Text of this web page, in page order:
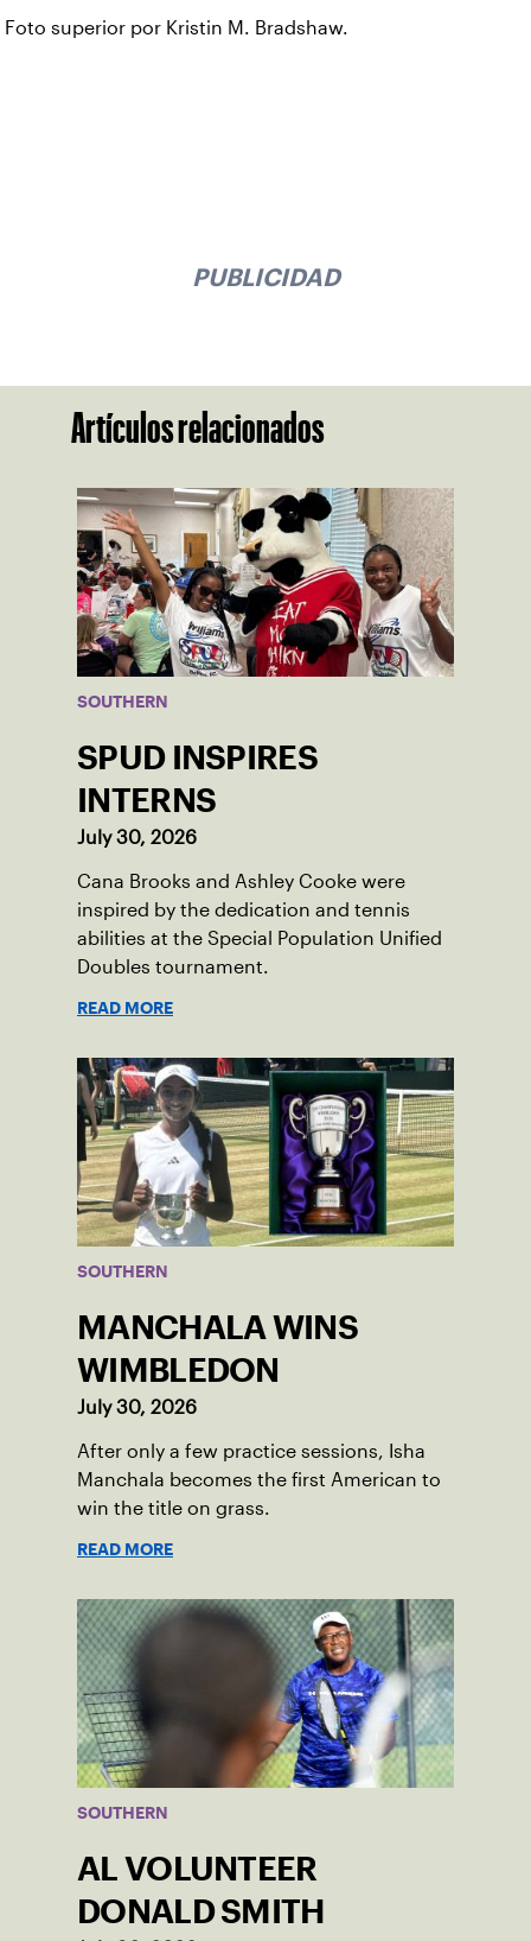
Foto superior por Kristin M. Bradshaw.
PUBLICIDAD
Artículos relacionados
SOUTHERN
SPUD INSPIRES
INTERNS
July 30, 2026
Cana Brooks and Ashley Cooke were
inspired by the dedication and tennis
abilities at the Special Population Unified
Doubles tournament.
READ MORE
SOUTHERN
MANCHALA WINS
WIMBLEDON
July 30, 2026
After only a few practice sessions, Isha
Manchala becomes the first American to
win the title on grass.
READ MORE
SOUTHERN
AL VOLUNTEER
DONALD SMITH